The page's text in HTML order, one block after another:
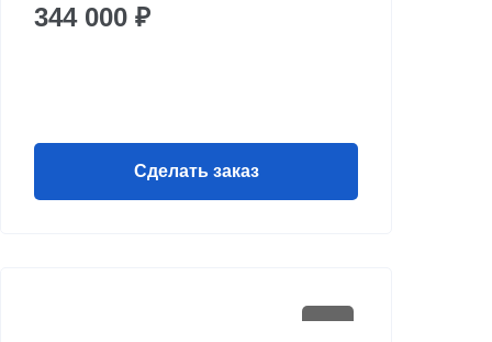
344 000 ₽
Сделать заказ